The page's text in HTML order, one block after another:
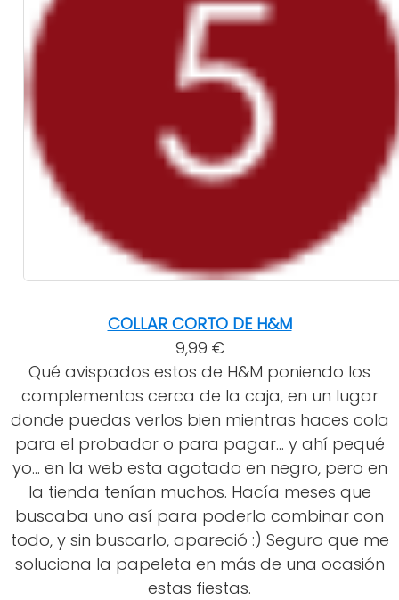
COLLAR CORTO DE H&M
9,99 €
Qué avispados estos de H&M poniendo los
complementos cerca de la caja, en un lugar
donde puedas verlos bien mientras haces cola
para el probador o para pagar... y ahí pequé
yo... en la web esta agotado en negro, pero en
la tienda tenían muchos. Hacía meses que
buscaba uno así para poderlo combinar con
todo, y sin buscarlo, apareció :) Seguro que me
soluciona la papeleta en más de una ocasión
estas fiestas.